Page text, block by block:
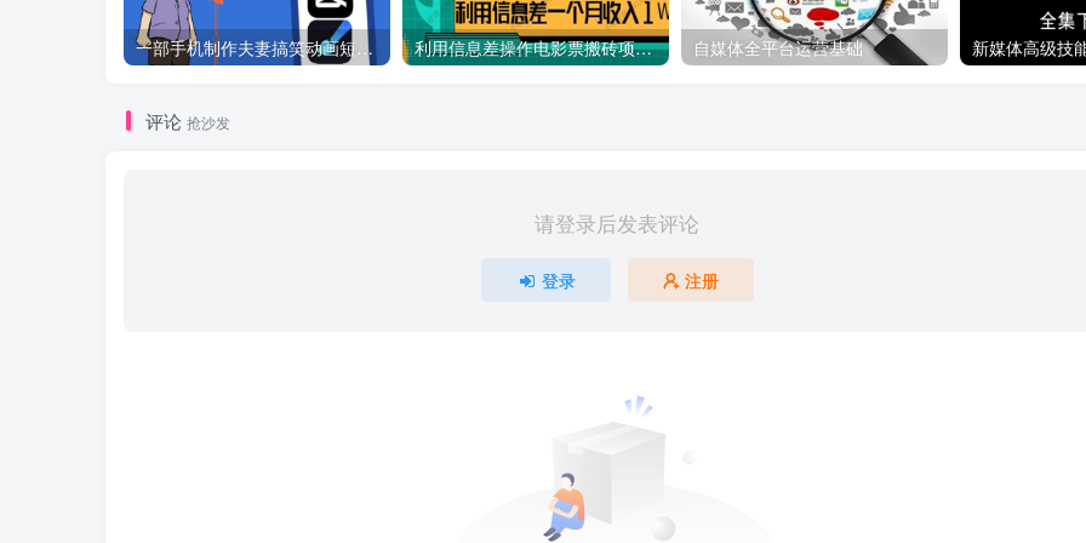
一部手机制作夫妻搞笑动画短视频教程，零基础也能快速上手 利用信息差操作电影票搬砖项目 有流量即可轻松月赚1W+ 自媒体全平台运营基础 新媒体高级技
评论 抢沙发
请登录后发表评论
登录 注册